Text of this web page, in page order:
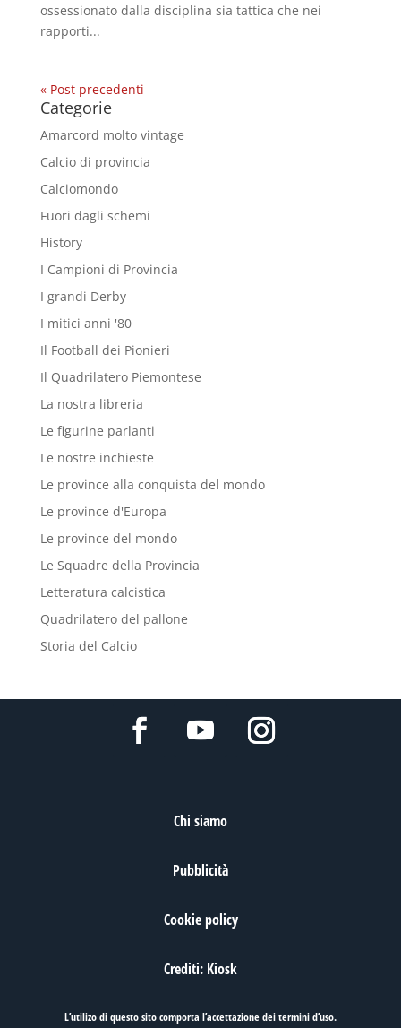
ossessionato dalla disciplina sia tattica che nei
rapporti...
« Post precedenti
Categorie
Amarcord molto vintage
Calcio di provincia
Calciomondo
Fuori dagli schemi
History
I Campioni di Provincia
I grandi Derby
I mitici anni '80
Il Football dei Pionieri
Il Quadrilatero Piemontese
La nostra libreria
Le figurine parlanti
Le nostre inchieste
Le province alla conquista del mondo
Le province d'Europa
Le province del mondo
Le Squadre della Provincia
Letteratura calcistica
Quadrilatero del pallone
Storia del Calcio
Chi siamo
Pubblicità
Cookie policy
Crediti: Kiosk
L’utilizo di questo sito comporta l’accettazione deitermini d’uso.